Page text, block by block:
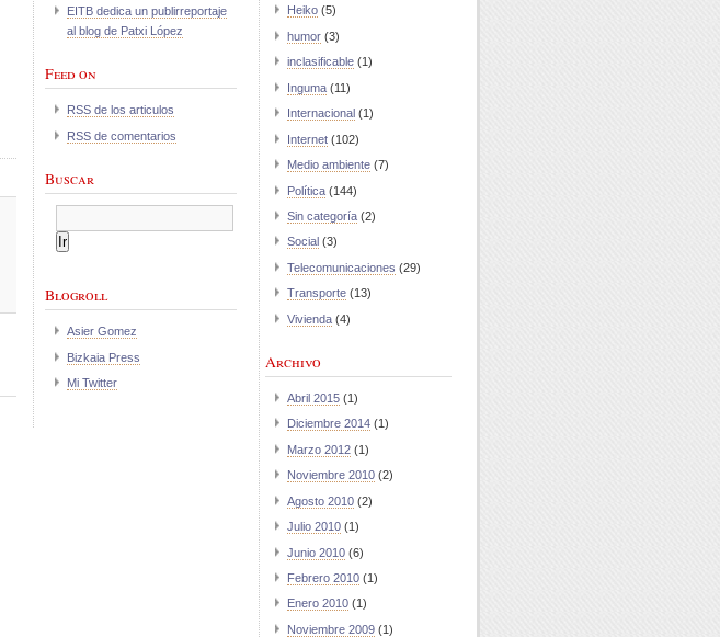
EITB dedica un publirreportaje
al blog de Patxi López
Feed on
RSS de los articulos
RSS de comentarios
Buscar
Blogroll
Asier Gomez
Bizkaia Press
Mi Twitter
Heiko (5)
humor (3)
inclasificable (1)
Inguma (11)
Internacional (1)
Internet (102)
Medio ambiente (7)
Política (144)
Sin categoría (2)
Social (3)
Telecomunicaciones (29)
Transporte (13)
Vivienda (4)
Archivo
Abril 2015 (1)
Diciembre 2014 (1)
Marzo 2012 (1)
Noviembre 2010 (2)
Agosto 2010 (2)
Julio 2010 (1)
Junio 2010 (6)
Febrero 2010 (1)
Enero 2010 (1)
Noviembre 2009 (1)